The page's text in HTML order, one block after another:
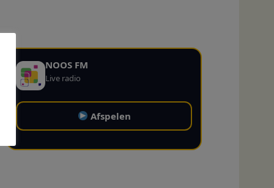
NOOS FM
Live radio
Afspelen